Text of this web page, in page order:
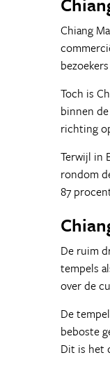
Chiang
Toch is
binnen
richting
Terwijl in
rondom
87
De ruim
tempels
over de
De
beboste
Dit is het